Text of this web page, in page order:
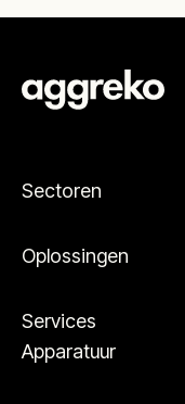
Sectoren
Oplossingen
Services
Apparatuur